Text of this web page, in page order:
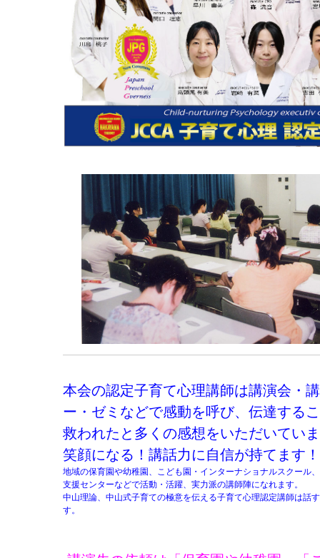
本会の認定子育て心理講師は講演会・
ー・ゼミなどで感動を呼び、伝達する
救われたと多くの感想をいただいてい
笑顔になる！講話力に自信が持てます！
地域の保育園や幼稚園、こども園・インターナショナルスクール、
支援センターなどで活動・活躍、 実力派の講師陣になれます。
中山理論、中山式子育ての極意を伝える子育て心理認定講師は話
す。